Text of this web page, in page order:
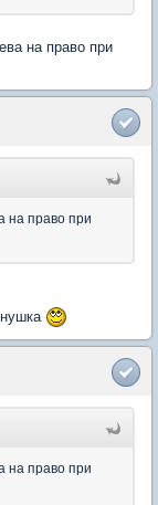
на право при
на право при
на право при